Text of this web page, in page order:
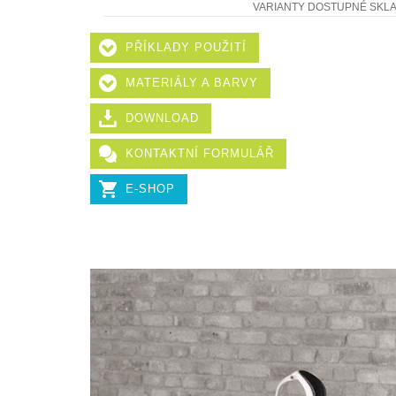
VARIANTY DOSTUPNÉ
PŘÍKLADY POUŽITÍ
MATERIÁLY A BARVY
DOWNLOAD
KONTAKTNÍ FORMULÁŘ
E-SHOP